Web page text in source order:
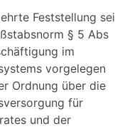
Feststellung sei
§ 5 Abs
im
vorgelegen
Ordnung über die
für
und der